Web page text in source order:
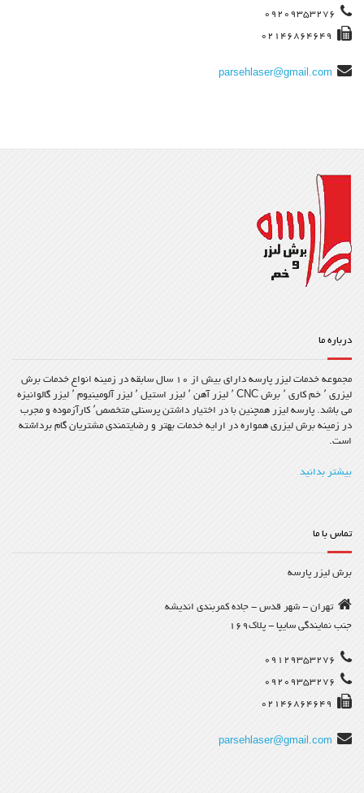
parsehlaser@gmail.com
درباره ما
مجموعه خدمات لیزر پارسه دارای بیش از ۱۰ سال سابقه در زمینه انواع خدمات برش
لیزری ٬ خم کاری ٬ برش CNC ٬ لیزر آهن ٬ لیزر استیل ٬ لیزر آلومینیوم ٬ لیزر گالوانیزه
می باشد. پارسه لیزر همچنین با در اختیار داشتن پرسنلی متخصص٬ کارآزموده و مجرب
در زمینه برش لیزری همواره در ارایه خدمات بهتر و رضایتمندی مشتریان گام برداشته
است.
بیشتر بدانید
تماس با ما
برش لیزر پارسه
تهران - شهر قدس - جاده کمربندی اندیشه
جنب نمایندگی سایپا - پلاک169
parsehlaser@gmail.com